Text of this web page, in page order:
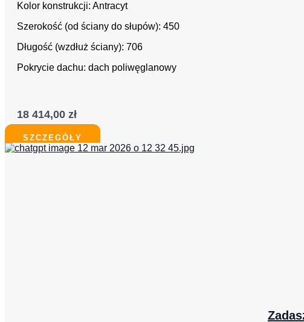
Kolor konstrukcji: Antracyt
Szerokość (od ściany do słupów): 450
Długość (wzdłuż ściany): 706
Pokrycie dachu: dach poliwęglanowy
18 414,00 zł
SZCZEGÓŁY